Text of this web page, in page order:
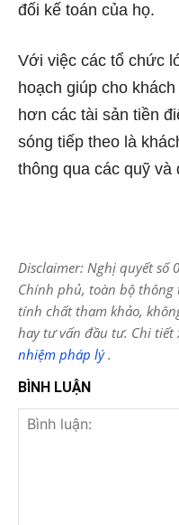
đối kế toán của họ.
Với việc các tổ chức
hoạch giúp cho
hơn các tài sản tiền
sóng tiếp theo là
thông qua các quỹ và
Disclaimer: Nghị quyết số
Chính phủ, toàn bộ
tính chất tham khảo,
hay tư vấn đầu tư. Chi tiết
nhiệm pháp lý.
BÌNH LUẬN